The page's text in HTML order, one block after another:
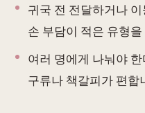
귀국 전 전달하거나
손 부담이 적은 유형
여러 명에게 나눠야
구류나 책갈피가 편합